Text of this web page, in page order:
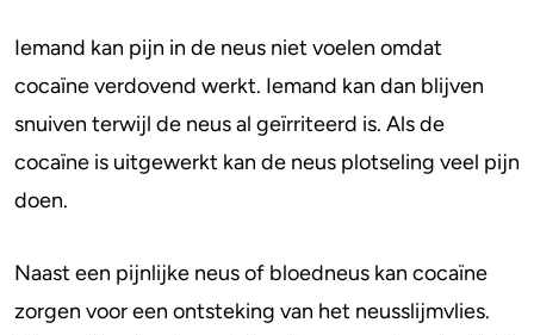
Iemand kan pijn in de neus niet voelen omdat
cocaïne verdovend werkt. Iemand kan dan blijven
snuiven terwijl de neus al geïrriteerd is. Als de
cocaïne is uitgewerkt kan de neus plotseling veel pijn
doen.
Naast een pijnlijke neus of bloedneus kan cocaïne
zorgen voor een ontsteking van het neusslijmvlies.